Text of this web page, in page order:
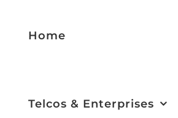
Home
Telcos & Enterprises